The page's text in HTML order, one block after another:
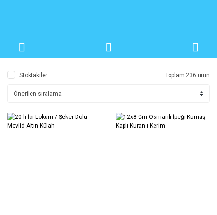
Stoktakiler Toplam 236 ürün